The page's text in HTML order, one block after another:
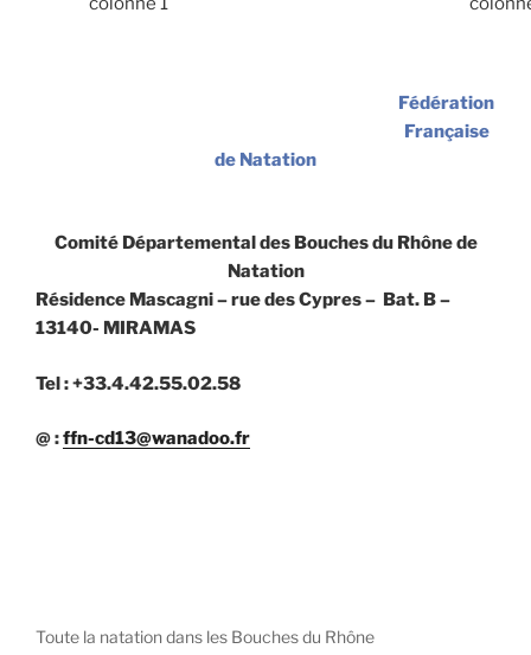
Fédération
Française
de Natation
Comité Départemental des Bouches du Rhône de
Natation
Résidence Mascagni – rue des Cypres – Bat. B –
13140- MIRAMAS
Tel : +33.4.42.55.02.58
@ :ffn-cd13@wanadoo.fr
Toute la natation dans les Bouches du Rhône